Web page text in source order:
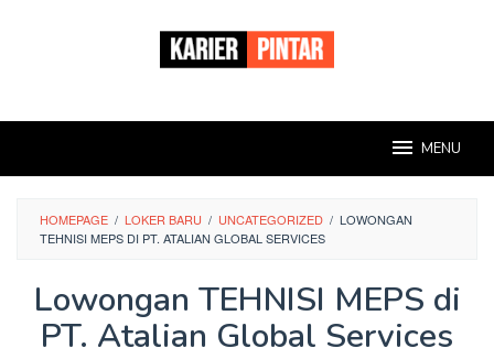
MENU
HOMEPAGE / LOKER BARU / UNCATEGORIZED / LOWONGAN
TEHNISI MEPS DI PT. ATALIAN GLOBAL SERVICES
Lowongan TEHNISI MEPS di
PT. Atalian Global Services